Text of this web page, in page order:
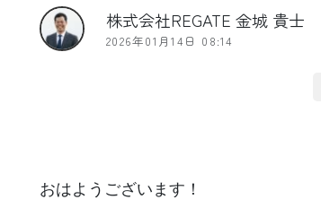
株式会社REGATE 金城 貴士
2026年01月14日 08:14
おはようございます！